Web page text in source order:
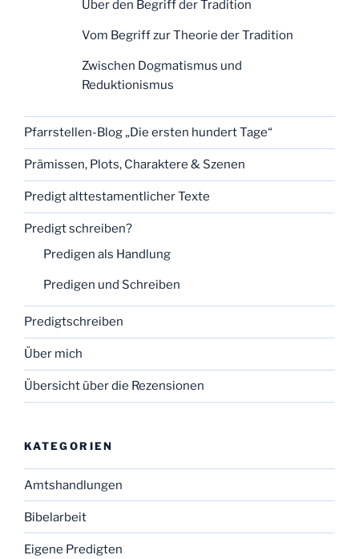
Über den Begriff der Tradition
Vom Begriff zur Theorie der Tradition
Zwischen Dogmatismus und
Reduktionismus
Pfarrstellen-Blog „Die ersten hundert Tage“
Prämissen, Plots, Charaktere & Szenen
Predigt alttestamentlicher Texte
Predigt schreiben?
Predigen als Handlung
Predigen und Schreiben
Predigtschreiben
Über mich
Übersicht über die Rezensionen
KATEGORIEN
Amtshandlungen
Bibelarbeit
Eigene Predigten